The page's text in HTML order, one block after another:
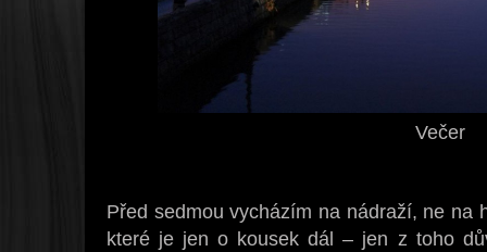
Večer
Před sedmou vycházím na nádraží, ne na
které je jen o kousek dál – jen z toho